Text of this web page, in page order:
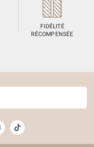
FIDÉLITÉ
RÉCOMPENSÉE